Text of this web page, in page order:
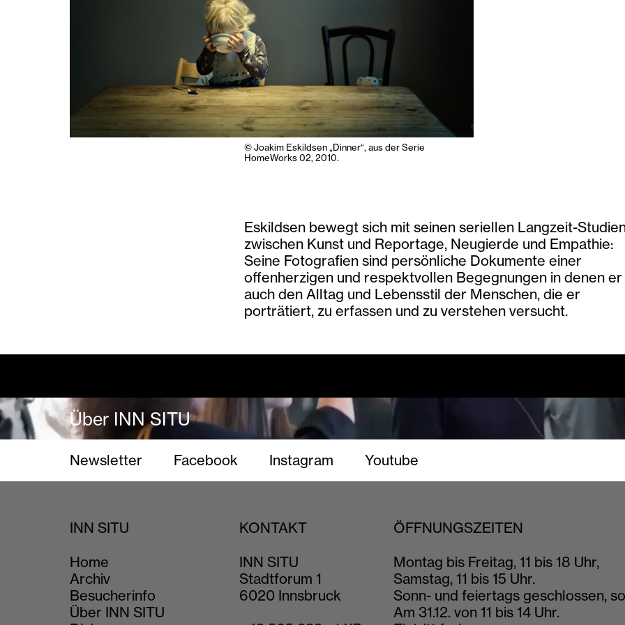
© Joakim Eskildsen „Dinner“, aus der Serie
HomeWorks 02, 2010.
Eskildsen bewegt sich mit seinen seriellen Langzeit-
zwischen Kunst und Reportage, Neugierde und Empathie:
Seine Fotografien sind persönliche Dokumente einer
offenherzigen und respektvollen Begegnungen in denen er
auch den Alltag und Lebensstil der Menschen, die er
porträtiert, zu erfassen und zu verstehen versucht.
Über INN SITU
Newsletter Facebook Instagram Youtube
INN SITU
Home
Archiv
Besucherinfo
Über INN SITU
KONTAKT
INN SITU
Stadtforum 1
6020 Innsbruck
ÖFFNUNGSZEITEN
Montag bis Freitag, 11 bis 18 Uhr,
Samstag, 11 bis 15 Uhr.
Sonn- und feiertags geschlossen,
Am 31.12. von 11 bis 14 Uhr.